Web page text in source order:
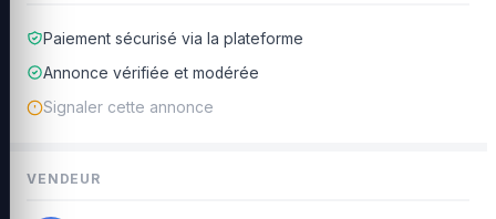
Paiement sécurisé via la plateforme
Annonce vérifiée et modérée
Signaler cette annonce
VENDEUR